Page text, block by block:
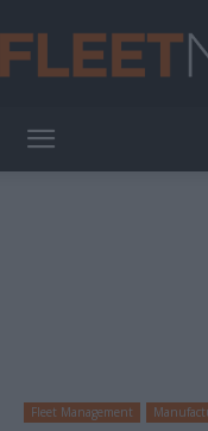
Fleet Management